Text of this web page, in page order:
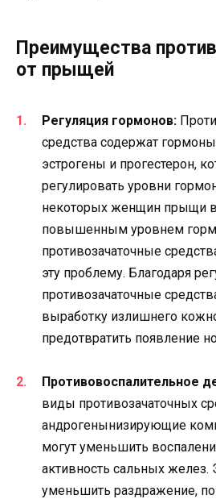
Преимущества
от прыщей
Регуляция гормонов:
средства содержат
эстрогены и прогестерон,
регулировать уровни
некоторых женщин прыщи
повышенным уровнем
противозачаточные
эту проблему. Благодаря
противозачаточные
выработку излишнего
предотвратить появление
Противовоспалительное
виды противозачаточных
андрогенынизирующие
могут уменьшить
активность сальных
уменьшить раздражение,